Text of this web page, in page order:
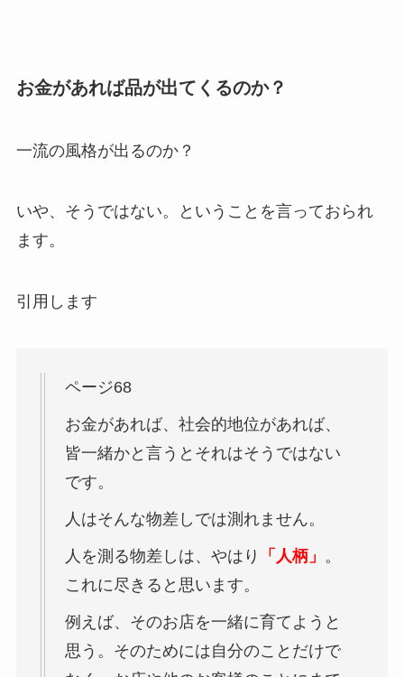
お金があれば品が出てくるのか？
一流の風格が出るのか？
いや、そうではない。ということを言っておられ
ます。
引用します
ページ68
お金があれば、社会的地位があれば、
皆一緒かと言うとそれはそうではない
です。
人はそんな物差しでは測れません。
人を測る物差しは、やはり 「人柄」 。
これに尽きると思います。
例えば、そのお店を一緒に育てようと
思う。そのためには自分のことだけで